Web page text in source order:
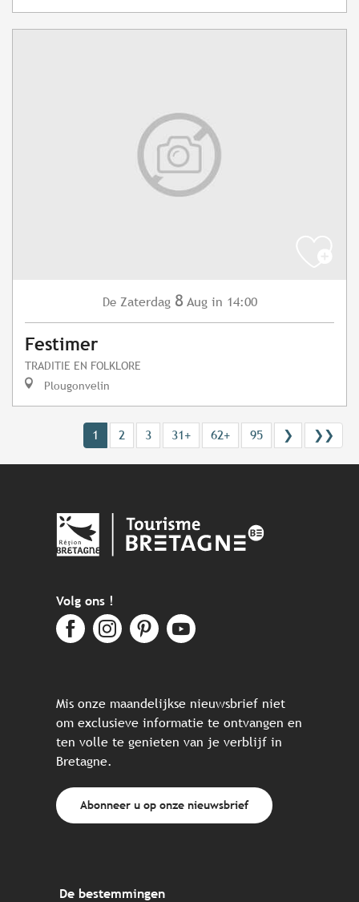
De Zaterdag 8 Aug in 14:00
Festimer
TRADITIE EN FOLKLORE
Plougonvelin
1 2 3 31+ 62+ 95 ❯ ❯❯
Volg ons !
Mis onze maandelijkse nieuwsbrief niet
om exclusieve informatie te ontvangen en
ten volle te genieten van je verblijf in
Bretagne.
Abonneer u op onze nieuwsbrief
De bestemmingen